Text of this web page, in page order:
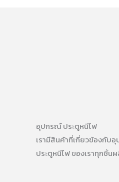
อุปกรณ์ ประตูหนีไฟ
เรามีสินค้าที่เกี่ยวข้องกับ
ประตูหนีไฟ ของเราทุกชิ้